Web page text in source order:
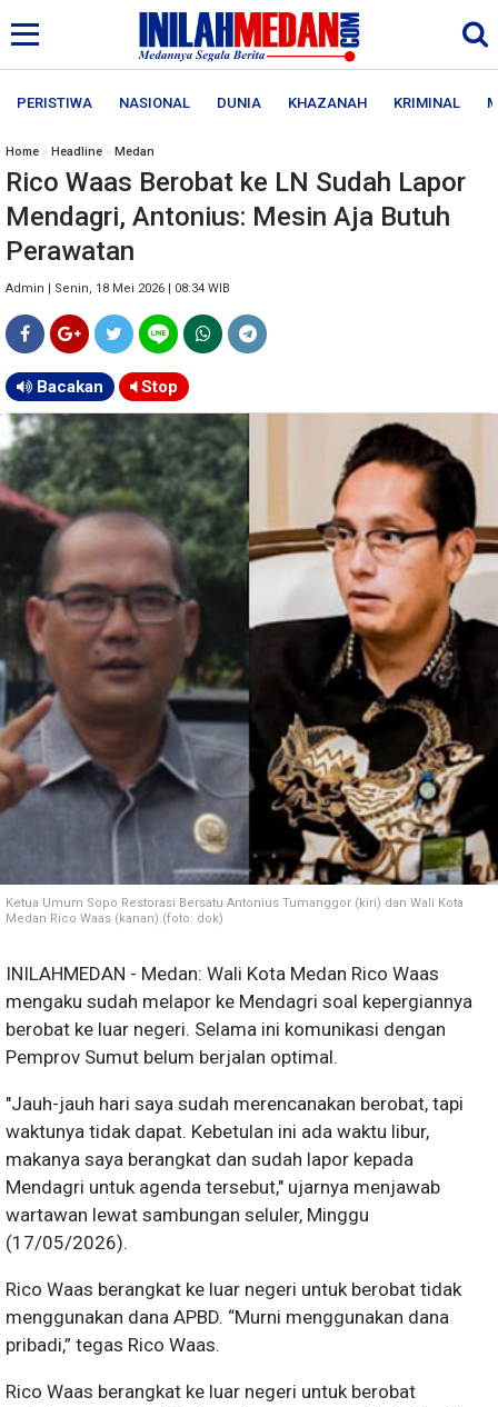
PERISTIWA NASIONAL DUNIA KHAZANAH KRIMINAL
Home » Headline » Medan
Rico Waas Berobat ke LN Sudah Lapor
Mendagri, Antonius: Mesin Aja Butuh
Perawatan
Admin | Senin, 18 Mei 2026 | 08:34 WIB
Bacakan Stop
Ketua Umum Sopo Restorasi Bersatu Antonius Tumanggor (kiri) dan Wali Kota
Medan Rico Waas (kanan).(foto: dok)
INILAHMEDAN - Medan: Wali Kota Medan Rico Waas
mengaku sudah melapor ke Mendagri soal kepergiannya
berobat ke luar negeri. Selama ini komunikasi dengan
Pemprov Sumut belum berjalan optimal.
"Jauh-jauh hari saya sudah merencanakan berobat, tapi
waktunya tidak dapat. Kebetulan ini ada waktu libur,
makanya saya berangkat dan sudah lapor kepada
Mendagri untuk agenda tersebut," ujarnya menjawab
wartawan lewat sambungan seluler, Minggu
(17/05/2026).
Rico Waas berangkat ke luar negeri untuk berobat tidak
menggunakan dana APBD. “Murni menggunakan dana
pribadi,” tegas Rico Waas.
Rico Waas berangkat ke luar negeri untuk berobat